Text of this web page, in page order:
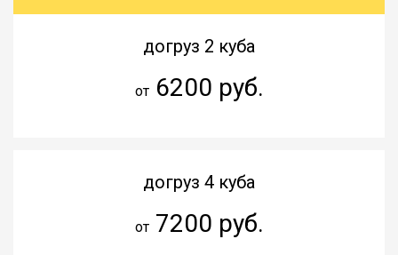
догруз 2 куба
от6200 руб.
догруз 4 куба
от7200 руб.